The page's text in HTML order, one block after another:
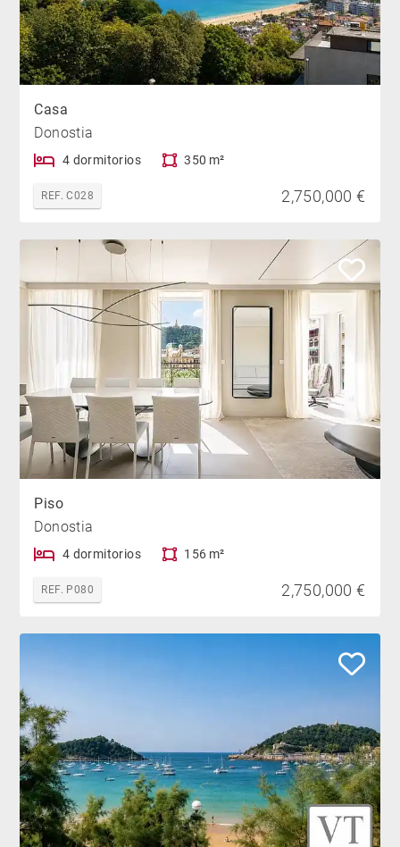
Casa
Donostia
4 dormitorios 350 m²
REF. C028 2,750,000 €
Piso
Donostia
4 dormitorios 156 m²
REF. P080 2,750,000 €